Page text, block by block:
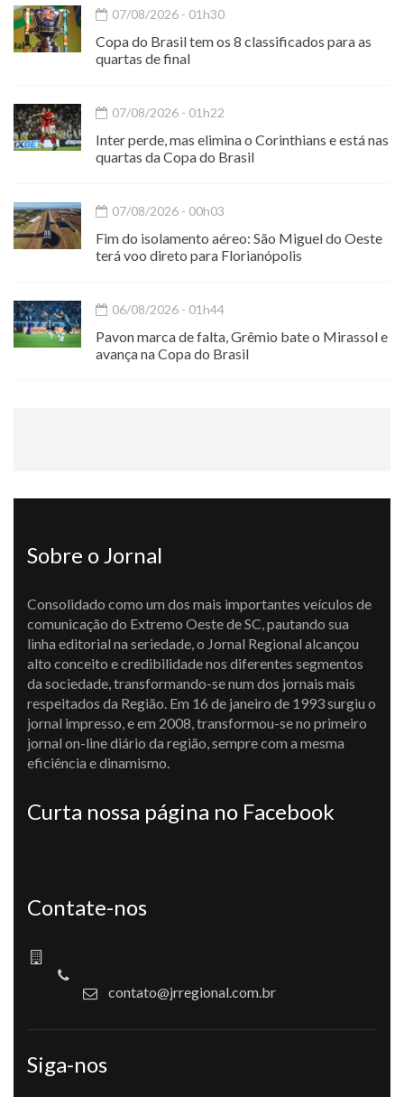
07/08/2026 - 01h30
Copa do Brasil tem os 8 classificados para as
quartas de final
07/08/2026 - 01h22
Inter perde, mas elimina o Corinthians e está nas
quartas da Copa do Brasil
07/08/2026 - 00h03
Fim do isolamento aéreo: São Miguel do Oeste
terá voo direto para Florianópolis
06/08/2026 - 01h44
Pavon marca de falta, Grêmio bate o Mirassol e
avança na Copa do Brasil
Sobre o Jornal
Consolidado como um dos mais importantes veículos de
comunicação do Extremo Oeste de SC, pautando sua
linha editorial na seriedade, o Jornal Regional alcançou
alto conceito e credibilidade nos diferentes segmentos
da sociedade, transformando-se num dos jornais mais
respeitados da Região. Em 16 de janeiro de 1993 surgiu o
jornal impresso, e em 2008, transformou-se no primeiro
jornal on-line diário da região, sempre com a mesma
eficiência e dinamismo.
Curta nossa página no Facebook
Contate-nos
contato@jrregional.com.br
Siga-nos